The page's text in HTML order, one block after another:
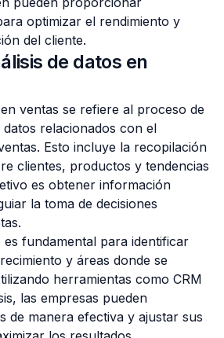
optimizar el rendimiento y
del cliente.
de datos en
ventas se refiere al proceso de
relacionados con el
Esto incluye la recopilación
clientes, productos y tendencias
es obtener información
la toma de decisiones
es fundamental para identificar
y áreas donde se
herramientas como CRM
las empresas pueden
de manera efectiva y ajustar sus